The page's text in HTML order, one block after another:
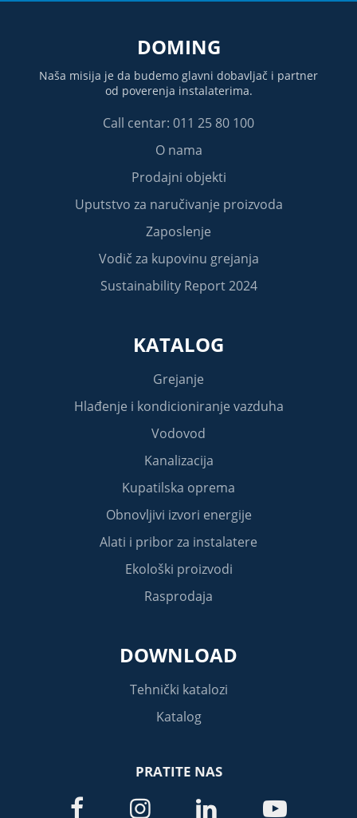
DOMING
Naša misija je da budemo glavni dobavljač i partner
od poverenja instalaterima.
Call centar: 011 25 80 100
O nama
Prodajni objekti
Uputstvo za naručivanje proizvoda
Zaposlenje
Vodič za kupovinu grejanja
Sustainability Report 2024
KATALOG
Grejanje
Hlađenje i kondicioniranje vazduha
Vodovod
Kanalizacija
Kupatilska oprema
Obnovljivi izvori energije
Alati i pribor za instalatere
Ekološki proizvodi
Rasprodaja
DOWNLOAD
Tehnički katalozi
Katalog
PRATITE NAS
   